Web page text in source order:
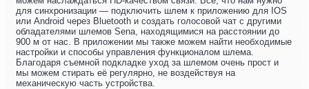
для синхронизации — подключить шлем к приложению для IOS
или Android через Bluetooth и создать голосовой чат с другими
обладателями шлемов Sena, находящимися на расстоянии до
900 м от нас. В приложении мы также можем найти необходимые
настройки и способы управления функционалом шлема.
Благодаря съемной подкладке уход за шлемом очень прост и
мы можем стирать её регулярно, не воздействуя на
механическую часть устройства.